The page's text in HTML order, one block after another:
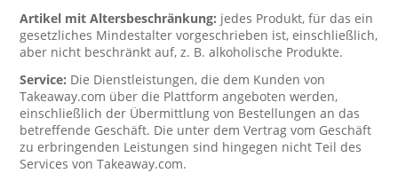
Artikel mit Altersbeschränkung: jedes Produkt, für das ein
gesetzliches Mindestalter vorgeschrieben ist, einschließlich,
aber nicht beschränkt auf, z. B. alkoholische Produkte.
Service: Die Dienstleistungen, die dem Kunden von
Takeaway.com über die Plattform angeboten werden,
einschließlich der Übermittlung von Bestellungen an das
betreffende Geschäft. Die unter dem Vertrag vom Geschäft
zu erbringenden Leistungen sind hingegen nicht Teil des
Services von Takeaway.com.